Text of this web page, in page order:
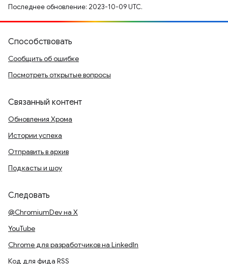
Последнее обновление: 2023-10-09 UTC.
Способствовать
Сообщить об ошибке
Посмотреть открытые вопросы
Связанный контент
Обновления Хрома
Истории успеха
Отправить в архив
Подкасты и шоу
Следовать
@ChromiumDev на X
YouTube
Chrome для разработчиков на LinkedIn
Код для фида RSS